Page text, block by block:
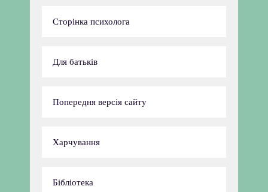
Сторінка психолога
Для батьків
Попередня версія сайту
Харчування
Бібліотека